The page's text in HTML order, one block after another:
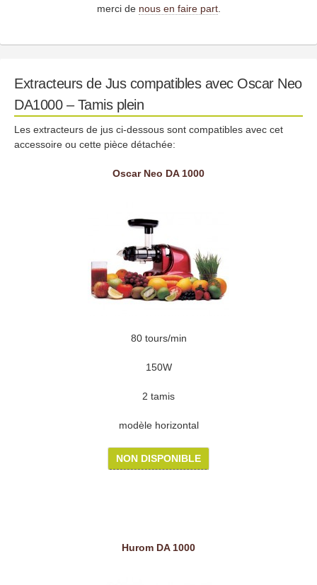
merci de nous en faire part.
Extracteurs de Jus compatibles avec Oscar Neo
DA1000 – Tamis plein
Les extracteurs de jus ci-dessous sont compatibles avec cet
accessoire ou cette pièce détachée:
Oscar Neo DA 1000
80 tours/min
150W
2 tamis
modèle horizontal
NON DISPONIBLE
Hurom DA 1000